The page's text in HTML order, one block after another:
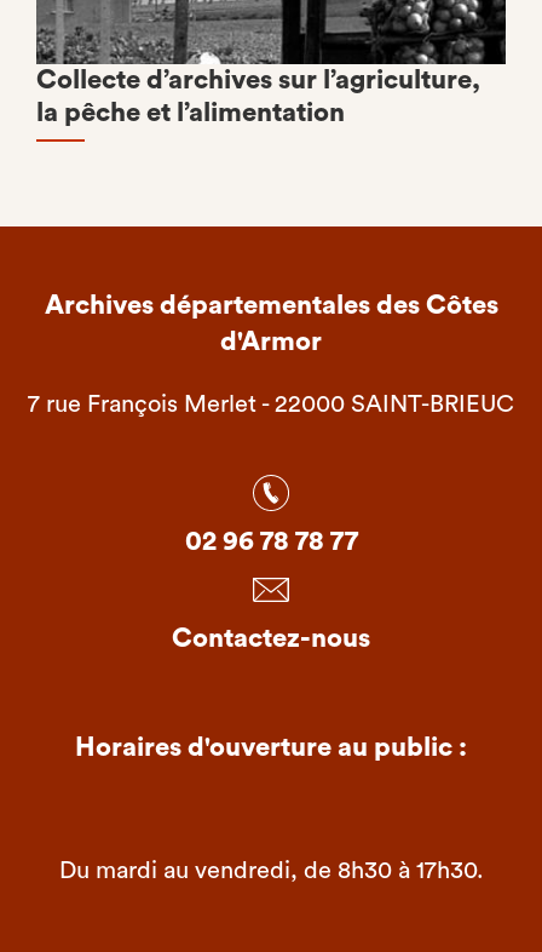
Collecte d’archives sur l’agriculture,
la pêche et l’alimentation
Archives départementales des Côtes
d'Armor
7 rue François Merlet - 22000 SAINT-BRIEUC
02 96 78 78 77
Contactez-nous
Horaires d'ouverture au public :
Du mardi au vendredi, de 8h30 à 17h30.